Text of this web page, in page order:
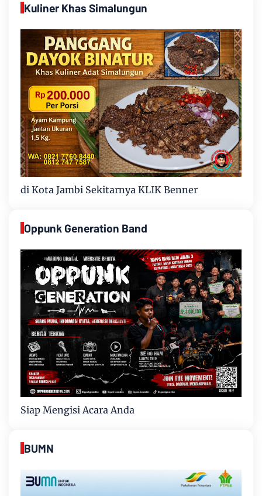
Kuliner Khas Simalungun
di Kota Jambi Sekitarnya KLIK Benner
Oppunk Generation Band
Siap Mengisi Acara Anda
BUMN